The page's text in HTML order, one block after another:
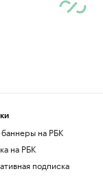
на РБК
на РБК
подписка